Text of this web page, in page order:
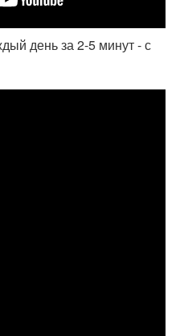
день за 2-5 минут - с